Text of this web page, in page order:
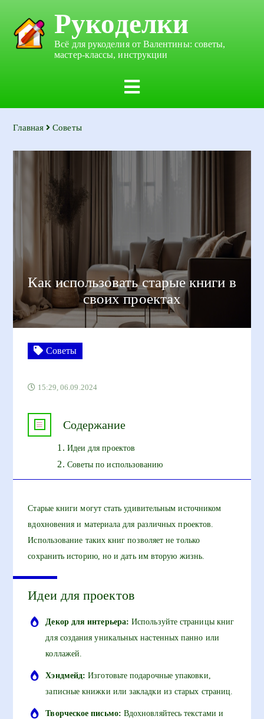
Рукоделки
Всё для рукоделия от Валентины: советы,
мастер-классы, инструкции
Главная Советы
Как использовать старые книги в
своих проектах
Советы
15:29, 06.09.2024
Содержание
Идеи для проектов
Советы по использованию
Старые книги могут стать удивительным источником
вдохновения и материала для различных проектов.
Использование таких книг позволяет не только
сохранить историю, но и дать им вторую жизнь.
Идеи для проектов
Декор для интерьера: Используйте страницы книг
для создания уникальных настенных панно или
коллажей.
Хэндмейд: Изготовьте подарочные упаковки,
записные книжки или закладки из старых страниц.
Творческое письмо: Вдохновляйтесь текстами и